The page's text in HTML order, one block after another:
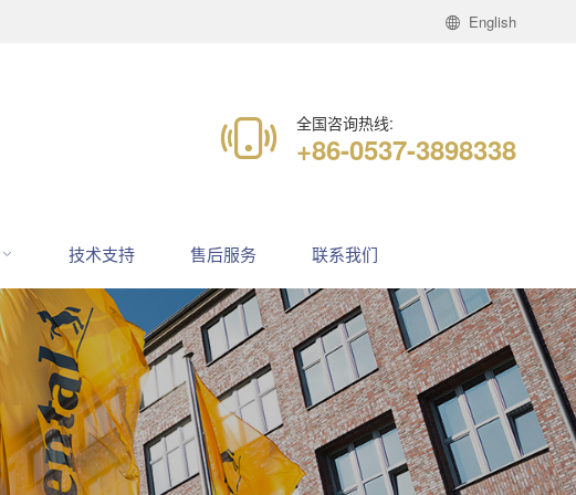
English
全国咨询热线:
+86-0537-3898338
技术支持 售后服务 联系我们